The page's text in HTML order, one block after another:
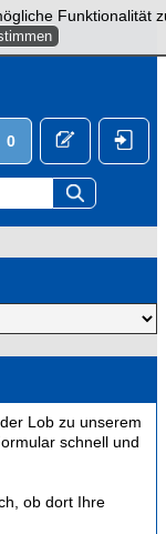
0
Lob zu unserem
schnell und
ob dort Ihre
Funktionalität